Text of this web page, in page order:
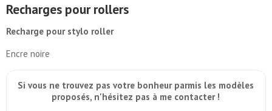
Recharges pour rollers
Recharge pour stylo roller
Encre noire
Si vous ne trouvez pas votre bonheur parmis les modèles
proposés, n'hésitez pas à me contacter !